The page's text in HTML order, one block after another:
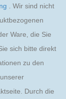
. Wir sind nicht
Ware, die Sie
sich bitte direkt
zu den
Durch die